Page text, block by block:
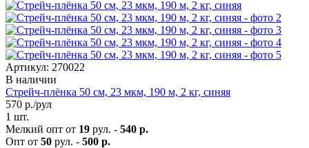
Артикул: 270022
В наличии
Стрейч-плёнка 50 см, 23 мкм, 190 м, 2 кг, синяя
570 р./рул
1 шт.
Мелкий опт от 19 рул. - 540 р.
Опт от 50 рул. - 500 р.